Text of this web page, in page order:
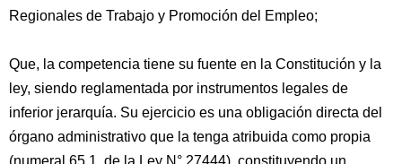
Regionales de Trabajo y Promoción del Empleo;
Que, la competencia tiene su fuente en la Constitución y la
ley, siendo reglamentada por instrumentos legales de
inferior jerarquía. Su ejercicio es una obligación directa del
órgano administrativo que la tenga atribuida como propia
(numeral 65.1. de la Ley N° 27444), constituyendo un